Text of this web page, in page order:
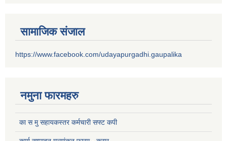
सामाजिक संजाल
https://www.facebook.com/udayapurgadhi.gaupalika
नमुना फारमहरु
का स मु सहायकस्तर कर्मचारी सफ्ट कपी